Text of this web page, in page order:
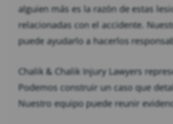
alguien más es la razón de estas
relacionadas con el accidente.
puede ayudarlo a hacerlos
Chalik & Chalik Injury Lawyers
Podemos construir un caso que
Nuestro equipo puede reunir